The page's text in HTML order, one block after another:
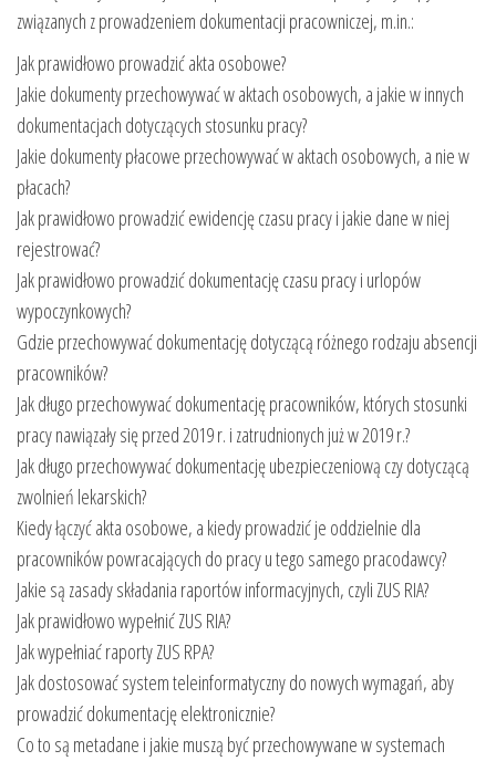
związanych z prowadzeniem dokumentacji pracowniczej, m.in.:
Jak prawidłowo prowadzić akta osobowe?
Jakie dokumenty przechowywać w aktach osobowych, a jakie w innych
dokumentacjach dotyczących stosunku pracy?
Jakie dokumenty płacowe przechowywać w aktach osobowych, a nie w
płacach?
Jak prawidłowo prowadzić ewidencję czasu pracy i jakie dane w niej
rejestrować?
Jak prawidłowo prowadzić dokumentację czasu pracy i urlopów
wypoczynkowych?
Gdzie przechowywać dokumentację dotyczącą różnego rodzaju absencji
pracowników?
Jak długo przechowywać dokumentację pracowników, których stosunki
pracy nawiązały się przed 2019 r. i zatrudnionych już w 2019 r.?
Jak długo przechowywać dokumentację ubezpieczeniową czy dotyczącą
zwolnień lekarskich?
Kiedy łączyć akta osobowe, a kiedy prowadzić je oddzielnie dla
pracowników powracających do pracy u tego samego pracodawcy?
Jakie są zasady składania raportów informacyjnych, czyli ZUS RIA?
Jak prawidłowo wypełnić ZUS RIA?
Jak wypełniać raporty ZUS RPA?
Jak dostosować system teleinformatyczny do nowych wymagań, aby
prowadzić dokumentację elektronicznie?
Co to są metadane i jakie muszą być przechowywane w systemach